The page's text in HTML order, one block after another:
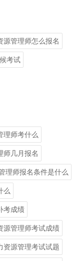
源管理师怎么报名
考试
理师考什么
师几月报名
理师报名条件是什么
么
考成绩
源管理师考试成绩
资源管理考试试题